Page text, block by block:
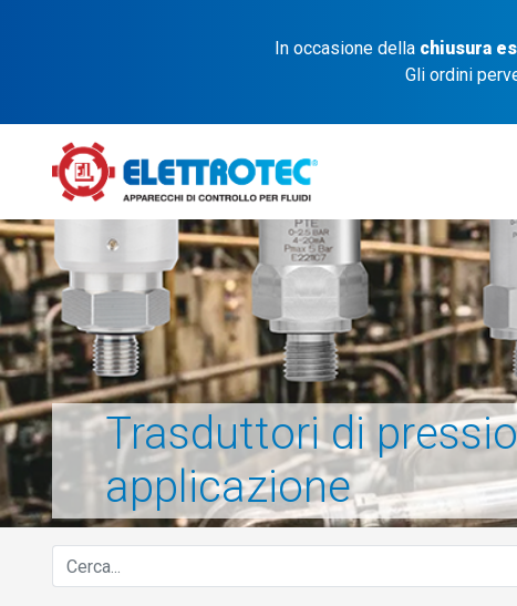
In occasione della chiusura
Gli ordini
Trasduttori di
applicazione